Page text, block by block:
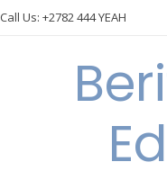
Call Us: +2782 444 YEAH